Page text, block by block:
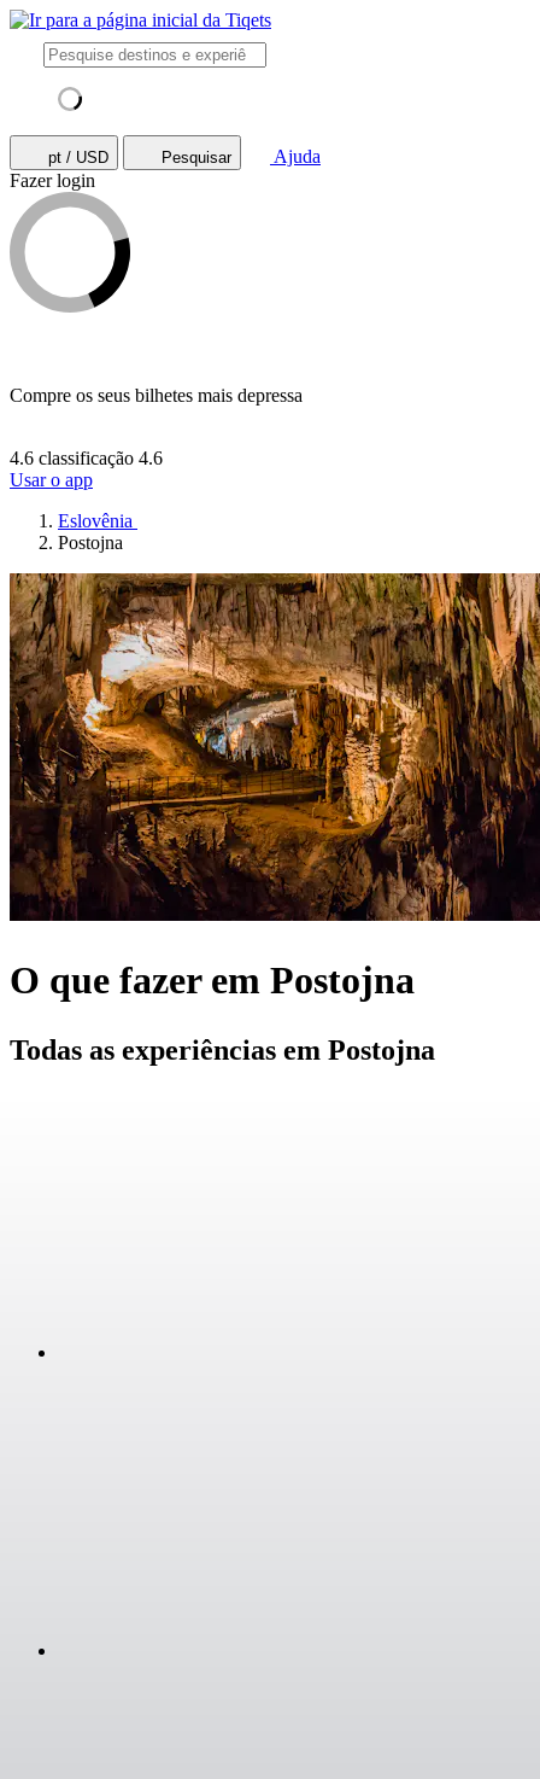
pt / USD Pesquisar
Ajuda
Fazer login
Compre os seus bilhetes mais depressa
4.6 classificação 4.6
Usar o app
Eslovênia
Postojna
O que fazer em Postojna
Todas as experiências em Postojna